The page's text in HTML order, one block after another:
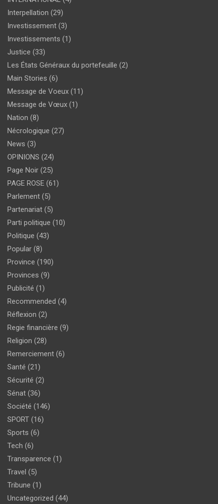
Interpellation (29)
Investissement (3)
Investissements (1)
Justice (33)
Les États Généraux du portefeuille (2)
Main Stories (6)
Message de Voeux (11)
Message de Vœux (1)
Nation (8)
Nécrologique (27)
News (3)
OPINIONS (24)
Page Noir (25)
PAGE ROSE (61)
Parlement (5)
Partenariat (5)
Parti politique (10)
Politique (43)
Popular (8)
Province (190)
Provinces (9)
Publicité (1)
Recommended (4)
Réflexion (2)
Regie financière (9)
Religion (28)
Remerciement (6)
Santé (21)
Sécurité (2)
Sénat (36)
Société (146)
SPORT (16)
Sports (6)
Tech (6)
Transparence (1)
Travel (5)
Tribune (1)
Uncategorized (44)